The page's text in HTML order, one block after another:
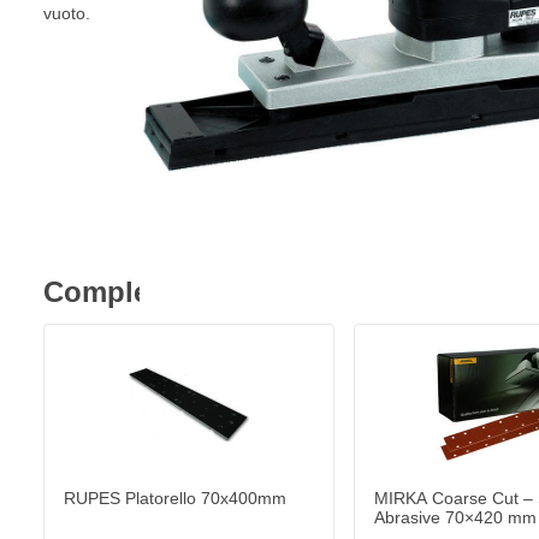
vuoto.
Completa l'acquisto
RUPES Platorello 70x400mm
Spedito oggi
MIRKA Coarse Cut –
Abrasive 70×420